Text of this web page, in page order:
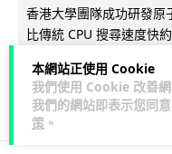
本網站正使用 Cookie
我們使用 Cookie 改善
我們的網站即表示您同
策 。
香港大學團隊成功研發原
比傳統 CPU 搜尋速度快
381 86 ↗ 分享